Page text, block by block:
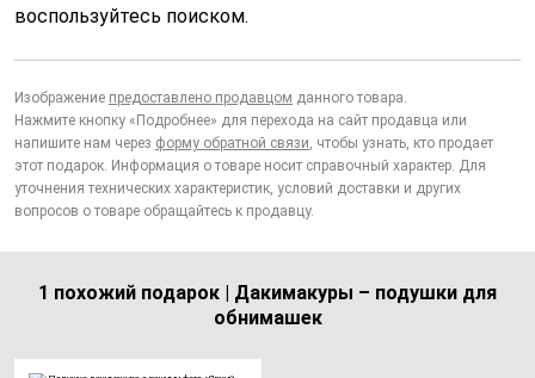
воспользуйтесь поиском.
Изображение предоставлено продавцом данного товара.
Нажмите кнопку «Подробнее» для перехода на сайт продавца или
напишите нам через форму обратной связи, чтобы узнать, кто продает
этот подарок. Информация о товаре носит справочный характер. Для
уточнения технических характеристик, условий доставки и других
вопросов о товаре обращайтесь к продавцу.
1 похожий подарок | Дакимакуры – подушки для
обнимашек